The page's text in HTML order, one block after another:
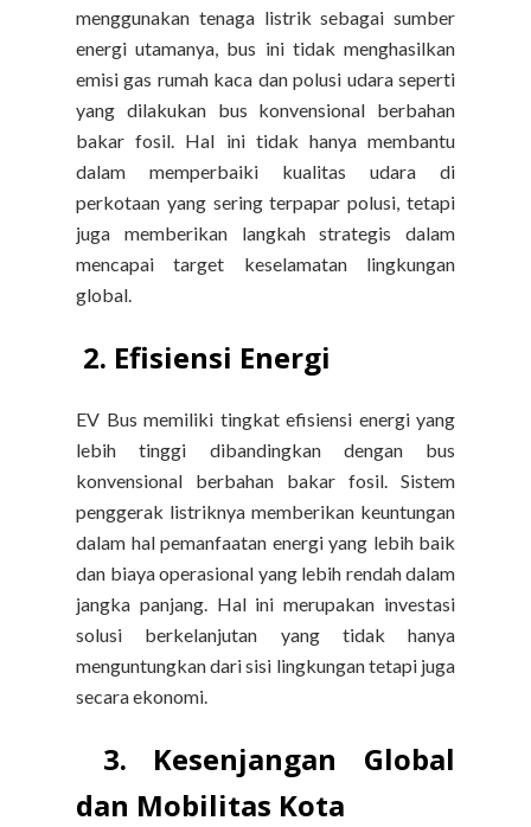
menggunakan tenaga listrik sebagai sumber
energi utamanya, bus ini tidak menghasilkan
emisi gas rumah kaca dan polusi udara seperti
yang dilakukan bus konvensional berbahan
bakar fosil. Hal ini tidak hanya membantu
dalam memperbaiki kualitas udara di
perkotaan yang sering terpapar polusi, tetapi
juga memberikan langkah strategis dalam
mencapai target keselamatan lingkungan
global.
2. Efisiensi Energi
EV Bus memiliki tingkat efisiensi energi yang
lebih tinggi dibandingkan dengan bus
konvensional berbahan bakar fosil. Sistem
penggerak listriknya memberikan keuntungan
dalam hal pemanfaatan energi yang lebih baik
dan biaya operasional yang lebih rendah dalam
jangka panjang. Hal ini merupakan investasi
solusi berkelanjutan yang tidak hanya
menguntungkan dari sisi lingkungan tetapi juga
secara ekonomi.
3. Kesenjangan Global
dan Mobilitas Kota